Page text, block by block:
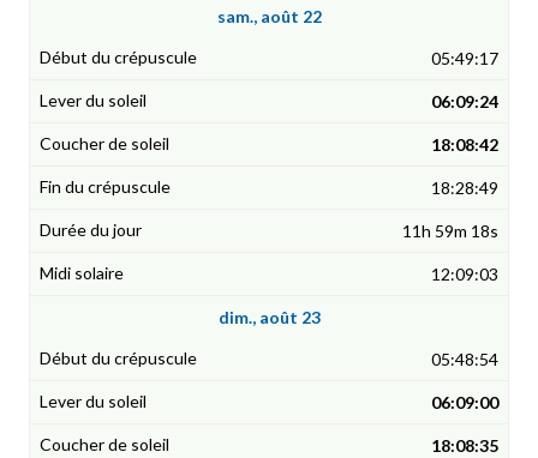
sam., août 22
05:49:17
06:09:24
18:08:42
18:28:49
11h 59m 18s
12:09:03
dim., août 23
05:48:54
06:09:00
18:08:35